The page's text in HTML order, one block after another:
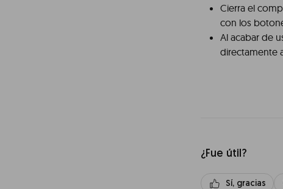
Cierra el
con los
Al acabar de
directamente
¿Fue útil?
Sí, gracias